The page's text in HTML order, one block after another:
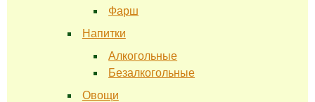
Фарш
Напитки
Алкогольные
Безалкогольные
Овощи